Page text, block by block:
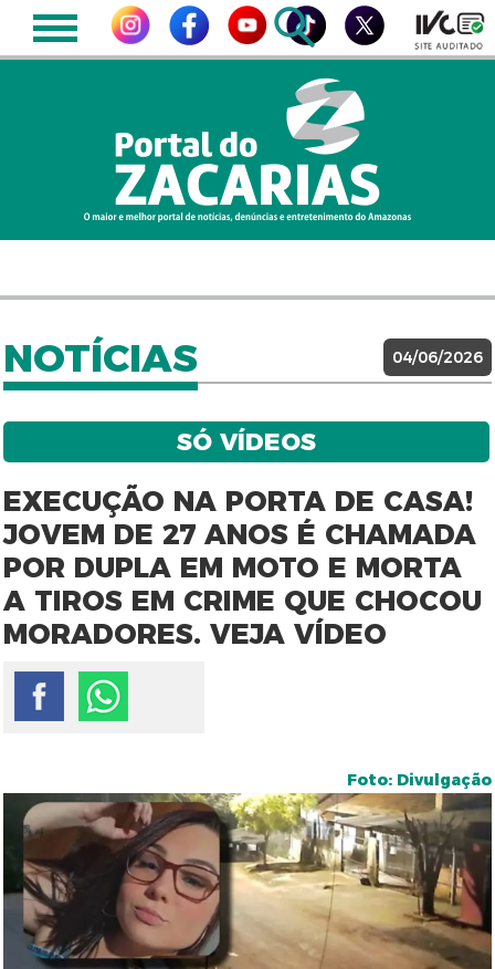
NOTÍCIAS 04/06/2026
SÓ VÍDEOS
EXECUÇÃO NA PORTA DE CASA!
JOVEM DE 27 ANOS É CHAMADA
POR DUPLA EM MOTO E MORTA
A TIROS EM CRIME QUE CHOCOU
MORADORES. VEJA VÍDEO
Foto: Divulgação